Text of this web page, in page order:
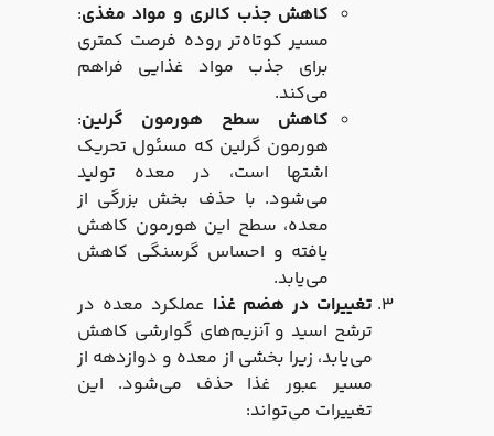
کاهش جذب کالری و مواد مغذی:
مسیر کوتاه‌تر روده فرصت کمتری
برای جذب مواد غذایی فراهم
می‌کند.
کاهش سطح هورمون گرلین:
هورمون گرلین که مسئول تحریک
اشتها است، در معده تولید
می‌شود. با حذف بخش بزرگی از
معده، سطح این هورمون کاهش
یافته و احساس گرسنگی کاهش
می‌یابد.
تغییرات در هضم غذاعملکرد معده در
ترشح اسید و آنزیم‌های گوارشی کاهش
می‌یابد، زیرا بخشی از معده و دوازدهه از
مسیر عبور غذا حذف می‌شود. این
تغییرات می‌تواند: